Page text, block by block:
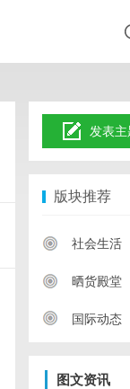
发表主
版块推荐
社会生活
晒货殿堂
国际动态
图文资讯